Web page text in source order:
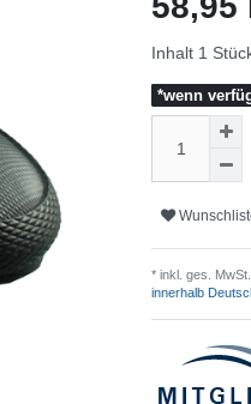
Inhalt 1
*wenn
* inkl. ges. MwSt.
innerhalb